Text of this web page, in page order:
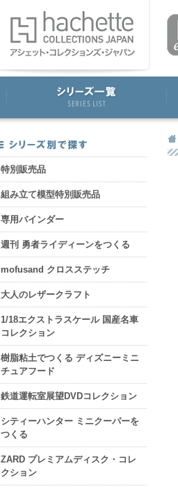
特別販売品
組み立て模型特別販売品
専用バインダー
週刊 勇者ライディーンをつくる
mofusand クロスステッチ
大人のレザークラフト
1/18エクストラスケール 国産名車
コレクション
樹脂粘土でつくる ディズニーミニ
チュアフード
鉄道運転室展望DVDコレクション
シティーハンター ミニクーパーを
つくる
ZARD プレミアムディスク・コレ
クション